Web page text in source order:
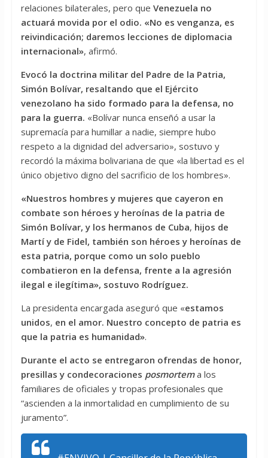
relaciones bilaterales, pero que Venezuela no
actuará movida por el odio. «No es venganza, es
reivindicación; daremos lecciones de diplomacia
internacional», afirmó.
Evocó la doctrina militar del Padre de la Patria,
Simón Bolívar, resaltando que el Ejército
venezolano ha sido formado para la defensa, no
para la guerra. «Bolívar nunca enseñó a usar la
supremacía para humillar a nadie, siempre hubo
respeto a la dignidad del adversario», sostuvo y
recordó la máxima bolivariana de que «la libertad es el
único objetivo digno del sacrificio de los hombres».
«Nuestros hombres y mujeres que cayeron en
combate son héroes y heroínas de la patria de
Simón Bolívar, y los hermanos de Cuba, hijos de
Martí y de Fidel, también son héroes y heroínas de
esta patria, porque como un solo pueblo
combatieron en la defensa, frente a la agresión
ilegal e ilegítima», sostuvo Rodríguez.
La presidenta encargada aseguró que «estamos
unidos, en el amor. Nuestro concepto de patria es
que la patria es humanidad».
Durante el acto se entregaron ofrendas de honor,
presillas y condecoraciones posmortema los
familiares de oficiales y tropas profesionales que
“ascienden a la inmortalidad en cumplimiento de su
juramento”.